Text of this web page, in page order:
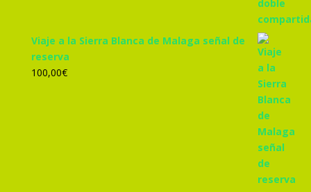
Viaje a la Sierra Blanca de Malaga señal de
reserva
100,00€